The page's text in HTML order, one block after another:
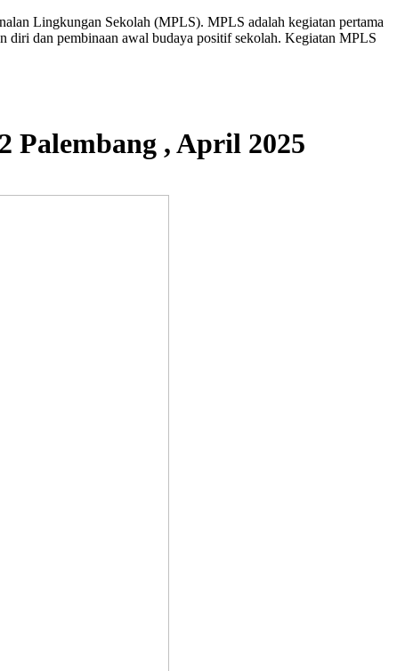
Lingkungan Sekolah (MPLS). MPLS adalah kegiatan pertama
diri dan pembinaan awal budaya positif sekolah. Kegiatan MPLS
Palembang , April 2025